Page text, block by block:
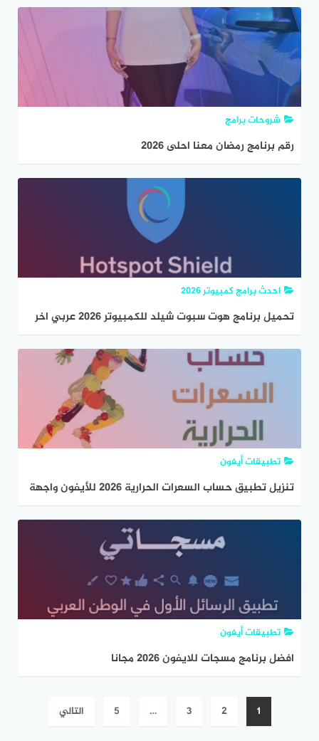
شروحات برامج
رقم برنامج رمضان معنا احلى 2026
احدث برامج كمبيوتر 2026
تحميل برنامج هوت سبوت شيلد للكمبيوتر 2026 عربي اخر
تطبيقات أيفون
تنزيل تطبيق حساب السعرات الحرارية 2026 للأيفون واجهة
تطبيقات أيفون
افضل برنامج مسجات للايفون 2026 مجانا
صفحات
1
2
3
…
5 التالي